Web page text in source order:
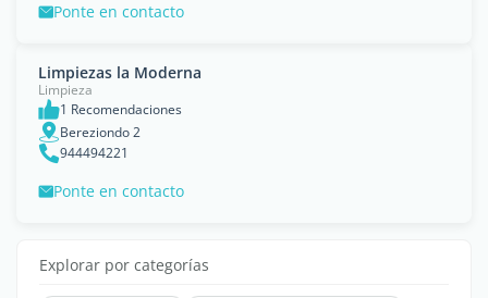
Ponte en contacto
Limpiezas la Moderna
Limpieza
1 Recomendaciones
Bereziondo 2
944494221
Ponte en contacto
Explorar por categorías